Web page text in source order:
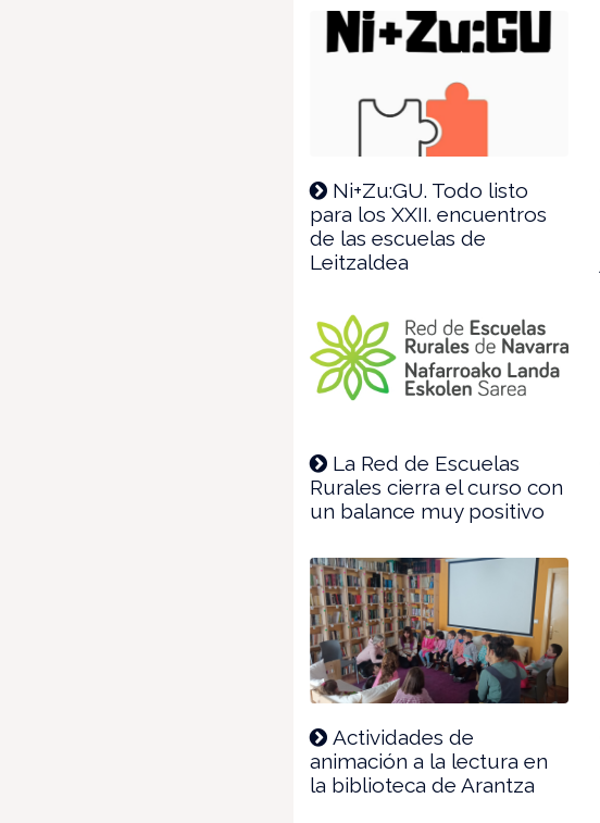
Ni+Zu:GU. Todo listo
para los XXII. encuentros
de las escuelas de
Leitzaldea
La Red de Escuelas
Rurales cierra el curso con
un balance muy positivo
Actividades de
animación a la lectura en
la biblioteca de Arantza